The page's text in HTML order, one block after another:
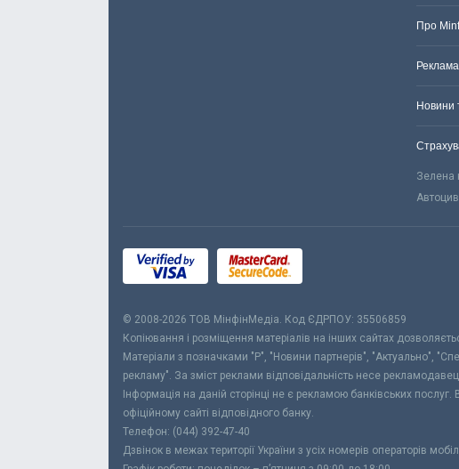
Про
Реклама
Новини
Зелена
© 2008-2026 ТОВ МiнфiнМедiа. Код ЄДРПОУ: 35506859
Копіювання і розміщення матеріалів на інших сайтах
Матеріали з позначками "Р", "Новини партнерів", "Актуально",
рекламу". За зміст реклами відповідальність несе
Інформація на даній сторінці не є рекламою банківських
офіційному сайті відповідного банку.
Телефон: (044) 392-47-40
Дзвінок в межах території України з усіх номерів операторів